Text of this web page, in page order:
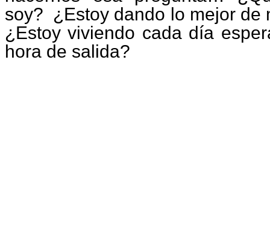
soy? ¿Estoy dando lo mejor de
¿Estoy viviendo cada día
hora de salida?